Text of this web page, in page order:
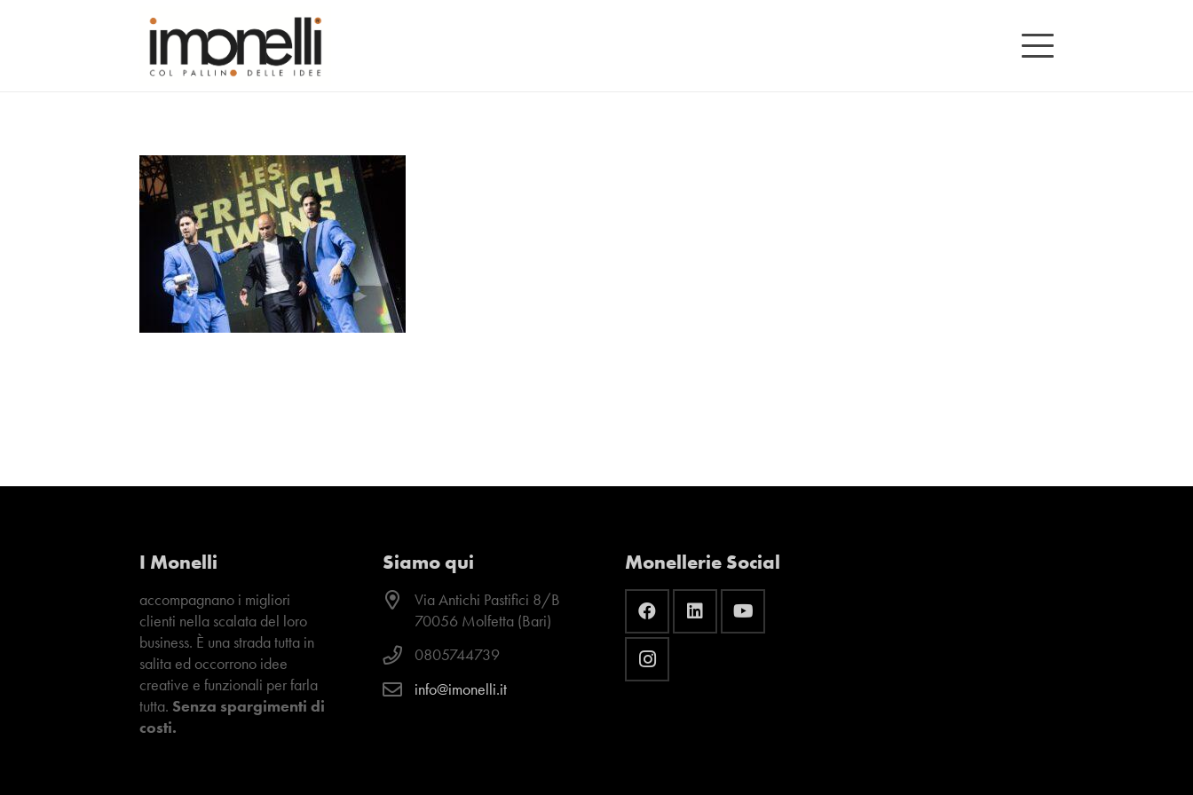
I Monelli
accompagnano i migliori
clienti nella scalata del loro
business. È una strada tutta in
salita ed occorrono idee
creative e funzionali per farla
tutta. Senza spargimenti di
costi.
Siamo qui
Via Antichi Pastifici 8/B
70056 Molfetta (Bari)
0805744739
info@imonelli.it
Monellerie Social